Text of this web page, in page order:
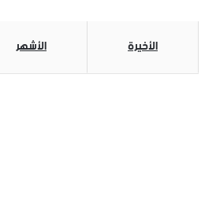
الأخيرة الأشهر